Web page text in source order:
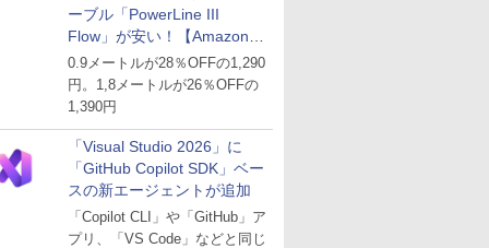
ーブル「PowerLine III
Flow」が安い！【Amazon暮
らし応援サマーSale】
0.9メートルが28％OFFの1,290
円。1,8メートルが26％OFFの
1,390円
「Visual Studio 2026」に
「GitHub Copilot SDK」ベー
スの新エージェントが追加
「Copilot CLI」や「GitHub」ア
プリ、「VS Code」などと同じ